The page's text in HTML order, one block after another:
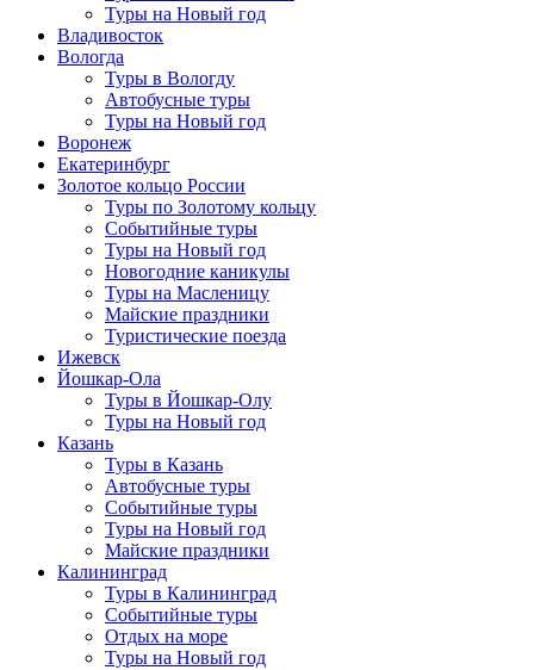
Туры на Новый год
Владивосток
Вологда
Туры в Вологду
Автобусные туры
Туры на Новый год
Воронеж
Екатеринбург
Золотое кольцо России
Туры по Золотому кольцу
Событийные туры
Туры на Новый год
Новогодние каникулы
Туры на Масленицу
Майские праздники
Туристические поезда
Ижевск
Йошкар-Ола
Туры в Йошкар-Олу
Туры на Новый год
Казань
Туры в Казань
Автобусные туры
Событийные туры
Туры на Новый год
Майские праздники
Калининград
Туры в Калининград
Событийные туры
Отдых на море
Туры на Новый год